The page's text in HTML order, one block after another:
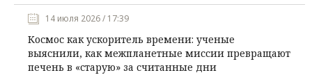
14 июля 2026 / 17:39
Космос как ускоритель времени: ученые
выяснили, как межпланетные миссии превращают
печень в «старую» за считанные дни